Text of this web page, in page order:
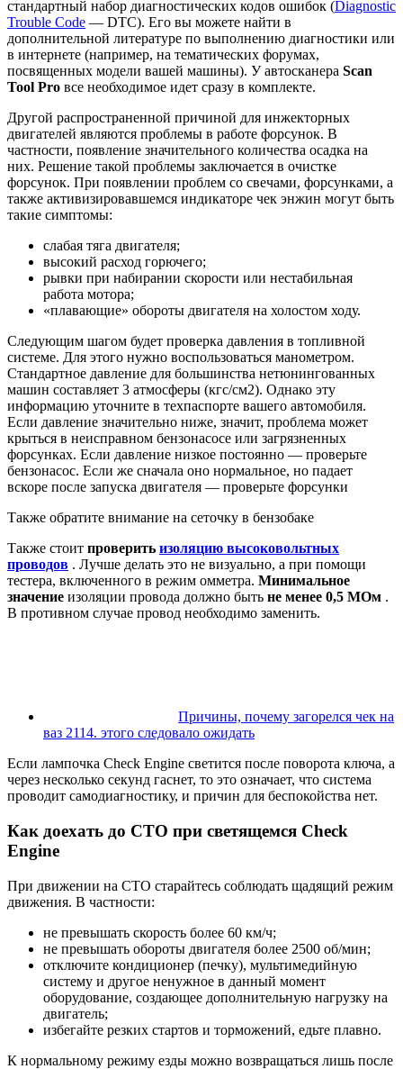
стандартный набор диагностических кодов ошибок (Diagnostic
Trouble Code — DTC). Его вы можете найти в
дополнительной литературе по выполнению диагностики или
в интернете (например, на тематических форумах,
посвященных модели вашей машины). У автосканера Scan
Tool Pro все необходимое идет сразу в комплекте.
Другой распространенной причиной для инжекторных
двигателей являются проблемы в работе форсунок. В
частности, появление значительного количества осадка на
них. Решение такой проблемы заключается в очистке
форсунок. При появлении проблем со свечами, форсунками, а
также активизировавшемся индикаторе чек энжин могут быть
такие симптомы:
слабая тяга двигателя;
высокий расход горючего;
рывки при набирании скорости или нестабильная
работа мотора;
«плавающие» обороты двигателя на холостом ходу.
Следующим шагом будет проверка давления в топливной
системе. Для этого нужно воспользоваться манометром.
Стандартное давление для большинства нетюнингованных
машин составляет 3 атмосферы (кгс/см2). Однако эту
информацию уточните в техпаспорте вашего автомобиля.
Если давление значительно ниже, значит, проблема может
крыться в неисправном бензонасосе или загрязненных
форсунках. Если давление низкое постоянно — проверьте
бензонасос. Если же сначала оно нормальное, но падает
вскоре после запуска двигателя — проверьте форсунки
Также обратите внимание на сеточку в бензобаке
Также стоит проверить изоляцию высоковольтных
проводов . Лучше делать это не визуально, а при помощи
тестера, включенного в режим омметра. Минимальное
значение изоляции провода должно быть не менее 0,5 МОм .
В противном случае провод необходимо заменить.
Причины, почему загорелся чек на
ваз 2114. этого следовало ожидать
Если лампочка Check Engine светится после поворота ключа, а
через несколько секунд гаснет, то это означает, что система
проводит самодиагностику, и причин для беспокойства нет.
Как доехать до СТО при светящемся Check
Engine
При движении на СТО старайтесь соблюдать щадящий режим
движения. В частности:
не превышать скорость более 60 км/ч;
не превышать обороты двигателя более 2500 об/мин;
отключите кондиционер (печку), мультимедийную
систему и другое ненужное в данный момент
оборудование, создающее дополнительную нагрузку на
двигатель;
избегайте резких стартов и торможений, едьте плавно.
К нормальному режиму езды можно возвращаться лишь после